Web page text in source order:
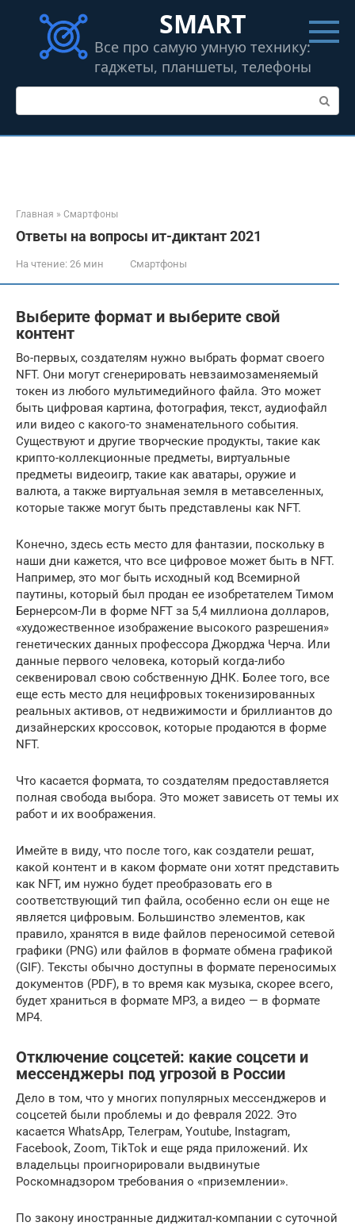
контенту
SMART
Все про самую умную технику:
гаджеты, планшеты, телефоны
Поиск:
Главная » Смартфоны
Ответы на вопросы ит-диктант 2021
На чтение: 26 мин Смартфоны
Выберите формат и выберите свой
контент
Во-первых, создателям нужно выбрать формат своего
NFT. Они могут сгенерировать невзаимозаменяемый
токен из любого мультимедийного файла. Это может
быть цифровая картина, фотография, текст, аудиофайл
или видео с какого-то знаменательного события.
Существуют и другие творческие продукты, такие как
крипто-коллекционные предметы, виртуальные
предметы видеоигр, такие как аватары, оружие и
валюта, а также виртуальная земля в метавселенных,
которые также могут быть представлены как NFT.
Конечно, здесь есть место для фантазии, поскольку в
наши дни кажется, что все цифровое может быть в NFT.
Например, это мог быть исходный код Всемирной
паутины, который был продан ее изобретателем Тимом
Бернерсом-Ли в форме NFT за 5,4 миллиона долларов,
«художественное изображение высокого разрешения»
генетических данных профессора Джорджа Черча. Или
данные первого человека, который когда-либо
секвенировал свою собственную ДНК. Более того, все
еще есть место для нецифровых токенизированных
реальных активов, от недвижимости и бриллиантов до
дизайнерских кроссовок, которые продаются в форме
NFT.
Что касается формата, то создателям предоставляется
полная свобода выбора. Это может зависеть от темы их
работ и их воображения.
Имейте в виду, что после того, как создатели решат,
какой контент и в каком формате они хотят представить
как NFT, им нужно будет преобразовать его в
соответствующий тип файла, особенно если он еще не
является цифровым. Большинство элементов, как
правило, хранятся в виде файлов переносимой сетевой
графики (PNG) или файлов в формате обмена графикой
(GIF). Тексты обычно доступны в формате переносимых
документов (PDF), в то время как музыка, скорее всего,
будет храниться в формате MP3, а видео — в формате
MP4.
Отключение соцсетей: какие соцсети и
мессенджеры под угрозой в России
Дело в том, что у многих популярных мессенджеров и
соцсетей были проблемы и до февраля 2022. Это
касается WhatsApp, Телеграм, Youtube, Instagram,
Facebook, Zoom, TikTok и еще ряда приложений. Их
владельцы проигнорировали выдвинутые
Роскомнадзором требования о «приземлении».
По закону иностранные диджитал-компании с суточной